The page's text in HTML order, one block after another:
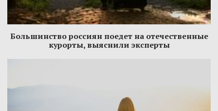
Большинство россиян поедет на отечественные
курорты, выяснили эксперты